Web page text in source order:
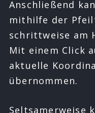
Anschließend
mithilfe der
schrittweise am
Mit einem Click
aktuelle
übernommen.
Seltsamerweise